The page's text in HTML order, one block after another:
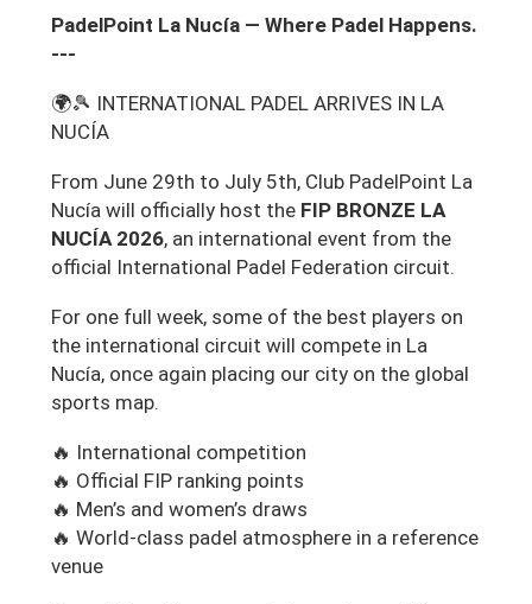
PadelPoint La Nucía — Where Padel Happens.
---
🌍🎾 INTERNATIONAL PADEL ARRIVES IN LA
NUCÍA
From June 29th to July 5th, Club PadelPoint La
Nucía will officially host the FIP BRONZE LA
NUCÍA 2026, an international event from the
official International Padel Federation circuit.
For one full week, some of the best players on
the international circuit will compete in La
Nucía, once again placing our city on the global
sports map.
🔥 International competition
🔥 Official FIP ranking points
🔥 Men’s and women’s draws
🔥 World-class padel atmosphere in a reference
venue